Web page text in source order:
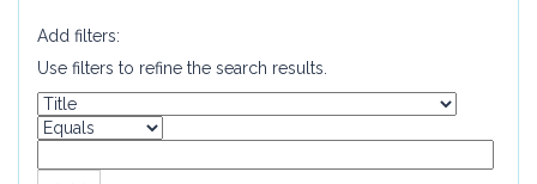
Add filters:
Use filters to refine the search results.